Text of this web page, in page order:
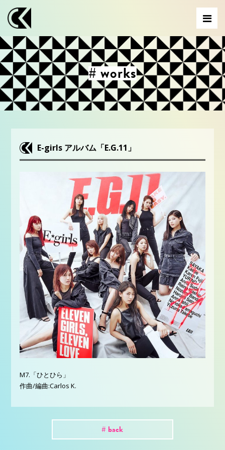
# works
E-girls アルバム「E.G.11」
M7.「ひとひら」
作曲/編曲:Carlos K.
# back